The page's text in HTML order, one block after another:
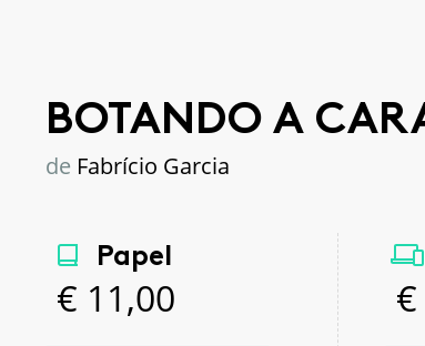
BOTANDO A
de Fabrício Garcia
Papel
€ 11,00 €